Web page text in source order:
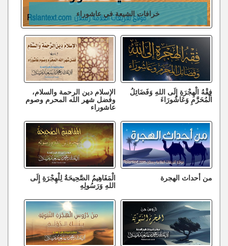
خرافات الشيعة في عاشوراء
فِقْهُ الْهِجْرَةِ إِلَى اللهِ وَفَضَائِلُ
الْمُحَرَّمِ وَعَاشُورَاءَ
الإسلام دين الرحمة والسلام،
وفضل شهر الله المحرم وصوم
عاشوراء
من أحداث الهجرة الْمَفَاهِيمُ الصَّحِيحَةُ لِلْهِجْرَةِ إِلَى
اللهِ وَرَسُولِهِ